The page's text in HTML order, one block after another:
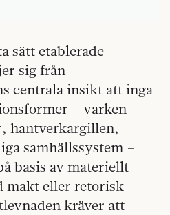
sätt etablerade
sig från
centrala insikt att inga
– varken
hantverkargillen,
samhällssystem –
basis av materiellt
makt eller retorisk
kräver att